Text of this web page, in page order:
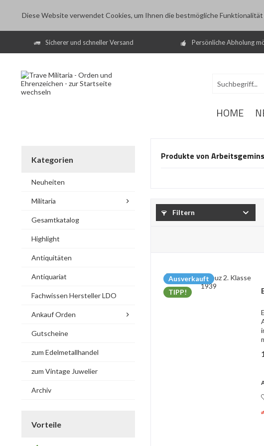
Diese Website verwendet Cookies, um Ihnen die bestmögliche
Sicherer und schneller Versand Persönliche Abholung
HOME
Kategorien
Neuheiten
Militaria
Gesamtkatalog
Highlight
Antiquitäten
Antiquariat
Fachwissen Hersteller LDO
Ankauf Orden
Gutscheine
zum Edelmetallhandel
zum Vintage Juwelier
Archiv
Vorteile
Produkte von
Filtern
Ausverkauft
TIPP!